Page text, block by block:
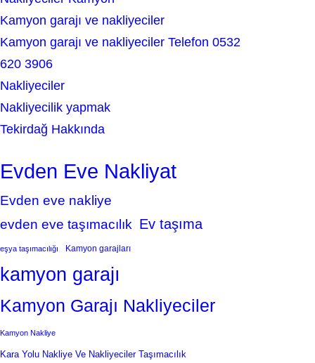
Kamyon garajı ve nakliyeciler
Kamyon garajı ve nakliyeciler Telefon 0532
620 3906
Nakliyeciler
Nakliyecilik yapmak
Tekirdağ Hakkında
Evden Eve Nakliyat
Evden eve nakliye
evden eve taşımacılık Ev taşıma
eşya taşımacılığı Kamyon garajları
kamyon garajı
Kamyon Garajı Nakliyeciler
Kamyon Nakliye
Kara Yolu Nakliye Ve Nakliyeciler Taşımacılık